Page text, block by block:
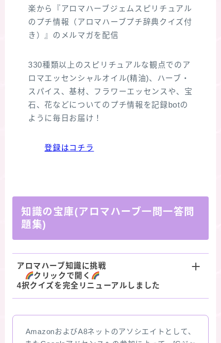
楽から『アロマハーブジェムスピリチュアル
のプチ情報（アロマハーブプチ辞典クイズ付
き）』のメルマガを配信
330種類以上のスピリチュアルな観点でのア
ロマエッセンシャルオイル(精油)、ハーブ・
スパイス、基材、フラワーエッセンスや、宝
石、花などについてのプチ情報を記録botの
ように毎日お届け！
登録はコチラ
知識の宝庫(アロマハーブ一問一答問
題集)
アロマハーブ知識に挑戦
クリックで開く
4択クイズを完全リニューアルしました
AmazonおよびA8ネットのアソシエイトとして、